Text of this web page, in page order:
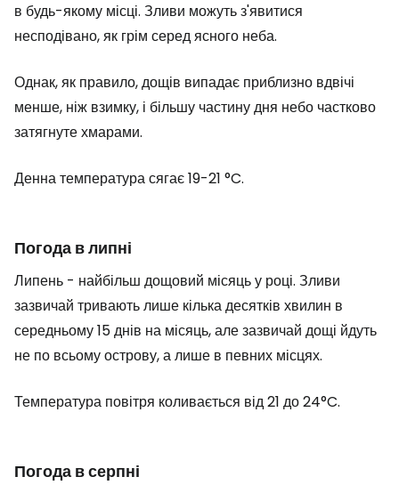
в будь-якому місці. Зливи можуть з'явитися
несподівано, як грім серед ясного неба.
Однак, як правило, дощів випадає приблизно вдвічі
менше, ніж взимку, і більшу частину дня небо частково
затягнуте хмарами.
Денна температура сягає 19-21 °C.
Погода в липні
Липень - найбільш дощовий місяць у році. Зливи
зазвичай тривають лише кілька десятків хвилин в
середньому 15 днів на місяць, але зазвичай дощі йдуть
не по всьому острову, а лише в певних місцях.
Температура повітря коливається від 21 до 24°C.
Погода в серпні